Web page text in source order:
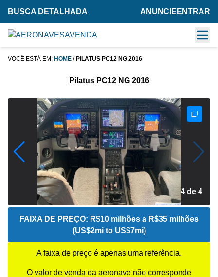
BUSCA DETALHADA ANUNCIE ENTRAR
VOCÊ ESTÁ EM: HOME / PILATUS PC12 NG 2016
Pilatus PC12 NG 2016
4 de 4
FAIXA DE PREÇO: R$10 milhões a R$35 milhões
(US$2mi to US$7mi)
A faixa de preço é apenas uma referência.
O valor de venda da aeronave não corresponde